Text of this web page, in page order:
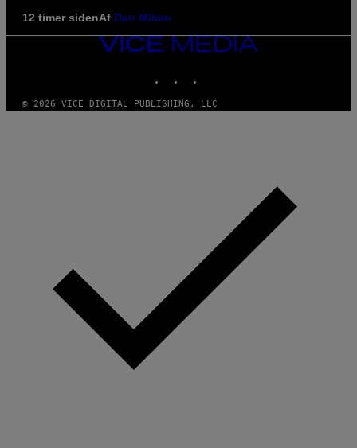
12 timer sidenAf Dan Milam
VICE
MEDIA
© 2026 VICE DIGITAL PUBLISHING, LLC